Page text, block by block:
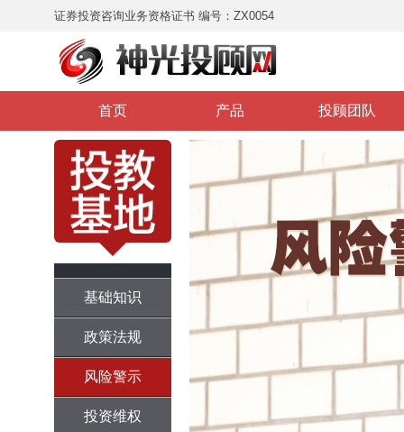
证券投资咨询业务资格证书 编号：ZX0054
首页 产品 投顾团队
基础知识
政策法规
风险警示
投资维权